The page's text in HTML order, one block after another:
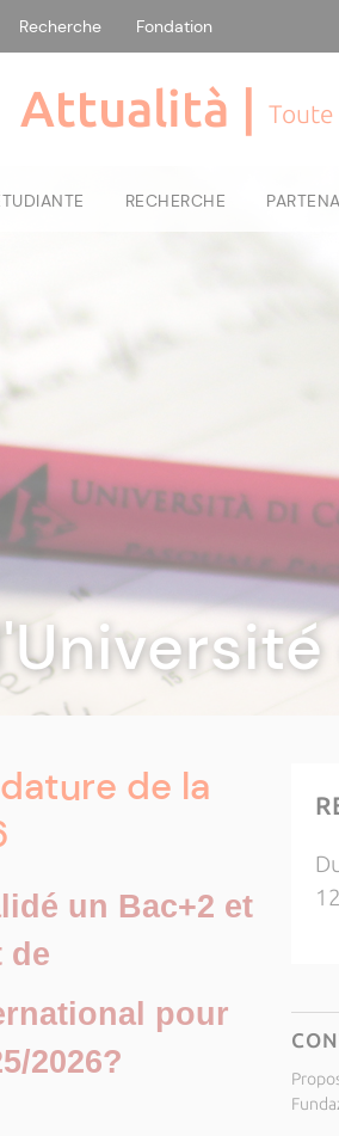
Recherche Fondation
Attualità |
RECHERCHE
de la
un Bac+2 et
de
pour
2026?